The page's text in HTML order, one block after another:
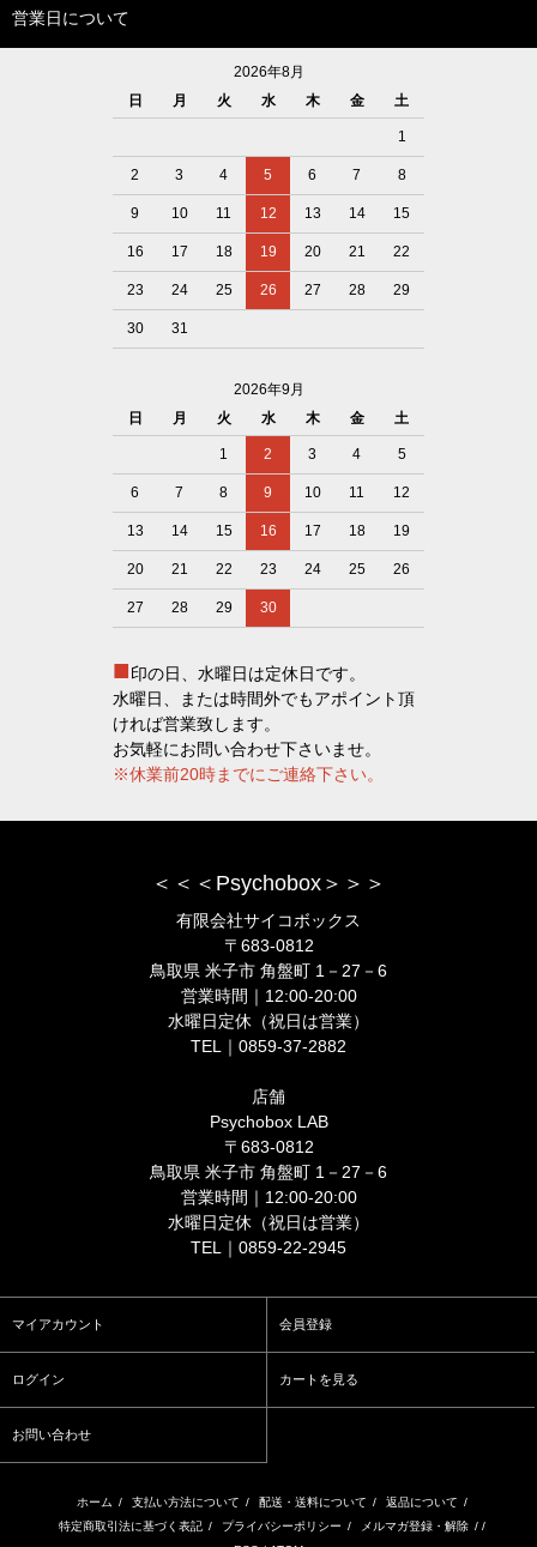
営業日について
2026年8月
日
月 火 水 木 金 土
1
2 3 4 5 6 7 8
9 10 11 12 13 14 15
16 17 18 19 20 21 22
23 24 25 26 27 28 29
30 31
2026年9月
日
月 火 水 木 金 土
1 2 3 4 5
6 7 8 9 10 11 12
13 14 15 16 17 18 19
20 21 22 23 24 25 26
27 28 29 30
■印の日、水曜日は定休日です。
水曜日、または時間外でもアポイント頂
ければ営業致します。
お気軽にお問い合わせ下さいませ。
※休業前20時までにご連絡下さい。
＜＜＜Psychobox＞＞＞
有限会社サイコボックス
〒683-0812
鳥取県 米子市 角盤町 1－27－6
営業時間｜12:00-20:00
水曜日定休（祝日は営業）
TEL｜0859-37-2882
店舗
Psychobox LAB
〒683-0812
鳥取県 米子市 角盤町 1－27－6
営業時間｜12:00-20:00
水曜日定休（祝日は営業）
TEL｜0859-22-2945
マイアカウント 会員登録
ログイン カートを見る
お問い合わせ
ホーム / 支払い方法について / 配送・送料について / 返品について /
特定商取引法に基づく表記 / プライバシーポリシー / メルマガ登録・解除 / /